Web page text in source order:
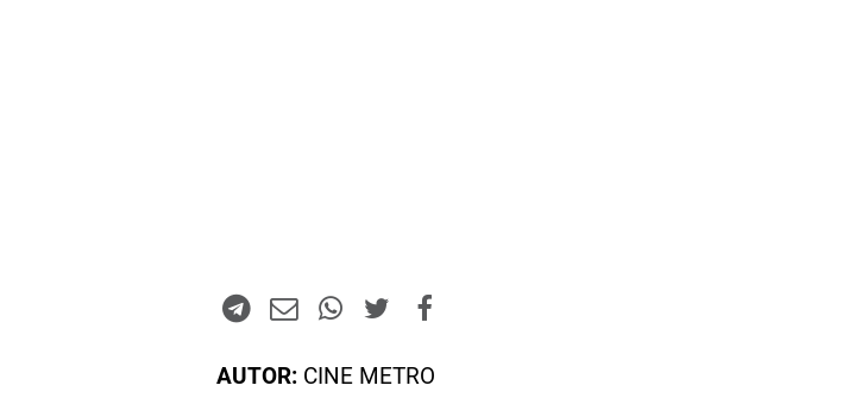
AUTOR: CINE METRO